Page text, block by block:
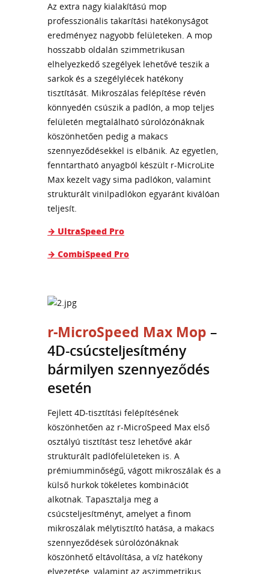
Az extra nagy kialakítású mop
professzionális takarítási hatékonyságot
eredményez nagyobb felületeken. A mop
hosszabb oldalán szimmetrikusan
elhelyezkedő szegélyek lehetővé teszik a
sarkok és a szegélylécek hatékony
tisztítását. Mikroszálas felépítése révén
könnyedén csúszik a padlón, a mop teljes
felületén megtalálható súrolózónáknak
köszönhetően pedig a makacs
szennyeződésekkel is elbánik. Az egyetlen,
fenntartható anyagból készült r-MicroLite
Max kezelt vagy sima padlókon, valamint
strukturált vinilpadlókon egyaránt kiválóan
teljesít.
→ UltraSpeed Pro
→ CombiSpeed Pro
r-MicroSpeed Max Mop –
4D-csúcsteljesítmény
bármilyen szennyeződés
esetén
Fejlett 4D-tisztítási felépítésének
köszönhetően az r-MicroSpeed Max első
osztályú tisztítást tesz lehetővé akár
strukturált padlófelületeken is. A
prémiumminőségű, vágott mikroszálak és a
külső hurkok tökéletes kombinációt
alkotnak. Tapasztalja meg a
csúcsteljesítményt, amelyet a finom
mikroszálak mélytisztító hatása, a makacs
szennyeződések súrolózónáknak
köszönhető eltávolítása, a víz hatékony
elvezetése, valamint az aszimmetrikus